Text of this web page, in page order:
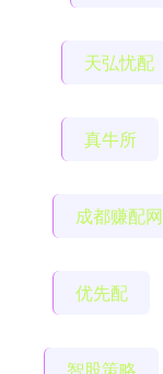
天弘忧配
真牛所
成都赚配网
优先配